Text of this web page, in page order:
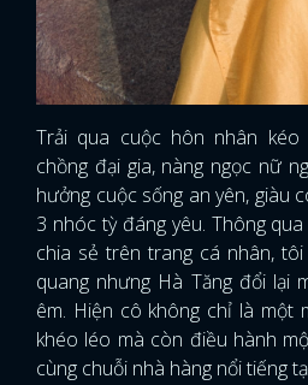
Trải qua cuộc hôn nhân
chồng đại gia, nàng ngọc nữ
hưởng cuộc sống an yên, giàu
3 nhóc tỳ đáng yêu. Thông
chia sẻ trên trang cá nhân,
quang nhưng Hà Tăng đổi lại
êm. Hiện cô không chỉ là một
khéo léo mà còn điều hành
cùng chuỗi nhà hàng nổi tiếng